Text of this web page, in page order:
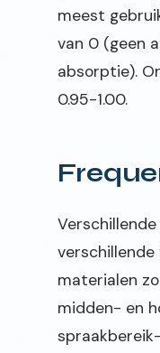
meest
van 0 (geen
absorptie).
0.95-1.00.
verschillende
materialen
midden- en